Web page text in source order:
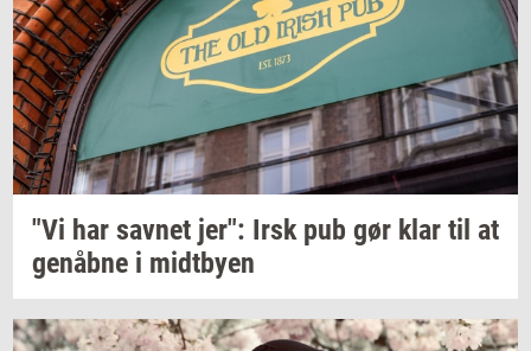
"Vi har sav­net jer": Irsk pub gør klar til at
genåb­ne i midt­by­en